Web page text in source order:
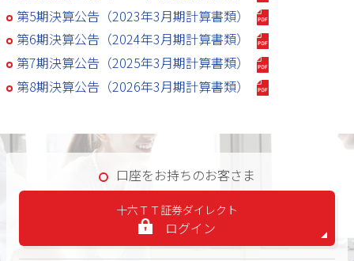
第5期決算公告（2023年3月期計算書類）
第6期決算公告（2024年3月期計算書類）
第7期決算公告（2025年3月期計算書類）
第8期決算公告（2026年3月期計算書類）
口座をお持ちのお客さま
十六ＴＴ証券ダイレクト
ログイン